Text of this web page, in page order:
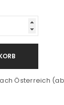
Österreich